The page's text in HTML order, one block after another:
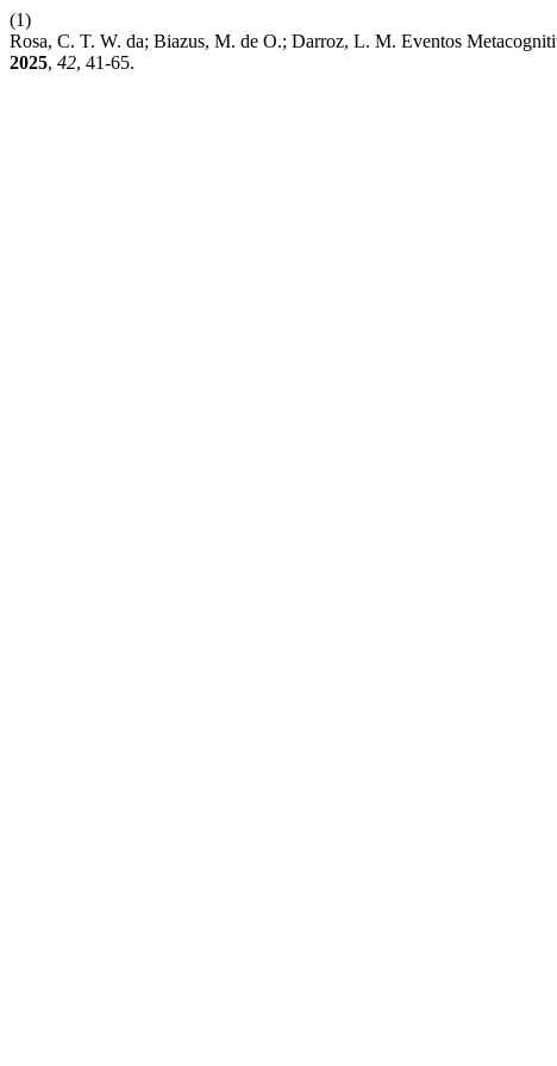
(1)
Rosa, C. T. W. da; Biazus, M. de O.; Darroz, L. M. Eventos
2025, 42, 41-65.